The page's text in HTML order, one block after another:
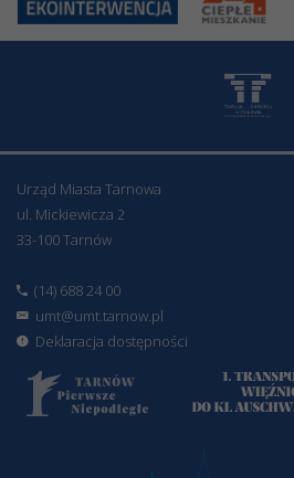
Urząd Miasta Tarnowa
ul. Mickiewicza 2
33-100 Tarnów
(14) 688 24 00
umt@umt.tarnow.pl
Deklaracja dostępności